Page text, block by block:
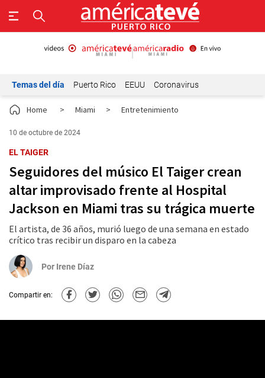
Temas del día Puerto Rico EEUU Coronavirus
Home > Miami > Entretenimiento
10 de octubre de 2024
EL TAIGER
Seguidores del músico El Taiger crean
altar improvisado frente al Hospital
Jackson en Miami tras su trágica muerte
El artista, de 36 años, murió luego de una semana en estado
crítico tras recibir un disparo en la cabeza
Por Irene Díaz
Compartir en: